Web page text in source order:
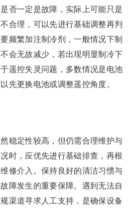
否一定是故障，实际上可能只是
合理，可以先进行基础调整再判
频繁加注制冷剂，一般情况下制
会无故减少，若出现明显制冷下
遥控失灵问题，多数情况是电池
先更换电池或调整遥控角度。
稳定性较高，但仍需合理维护与
时，应优先进行基础排查，再根
修介入。保持良好的清洁习惯与
障发生的重要保障。遇到无法自
渠道寻求人工支持，是确保设备